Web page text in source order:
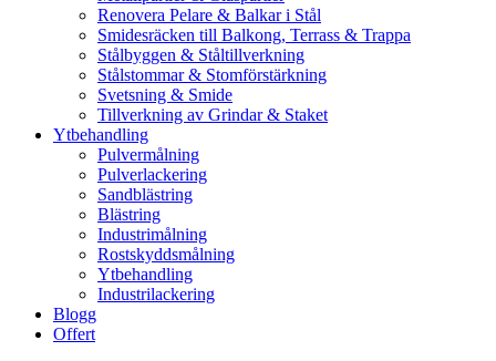
Renovera Pelare & Balkar i Stål
Smidesräcken till Balkong, Terrass & Trappa
Stålbyggen & Ståltillverkning
Stålstommar & Stomförstärkning
Svetsning & Smide
Tillverkning av Grindar & Staket
Ytbehandling
Pulvermålning
Pulverlackering
Sandblästring
Blästring
Industrimålning
Rostskyddsmålning
Ytbehandling
Industrilackering
Blogg
Offert